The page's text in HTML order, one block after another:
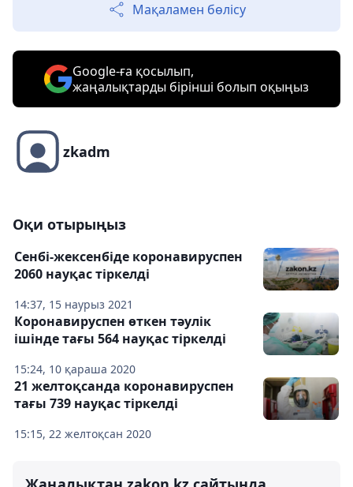
Мақаламен бөлісу
Google-ға қосылып,
жаңалықтарды бірінші болып оқыңыз
zkadm
Оқи отырыңыз
14:37, 15 наурыз 2021
Сенбі-жексенбіде коронавируспен
2060 науқас тіркелді
15:24, 10 қараша 2020
Коронавируспен өткен тәулік
ішінде тағы 564 науқас тіркелді
15:15, 22 желтоқсан 2020
21 желтоқсанда коронавируспен
тағы 739 науқас тіркелді